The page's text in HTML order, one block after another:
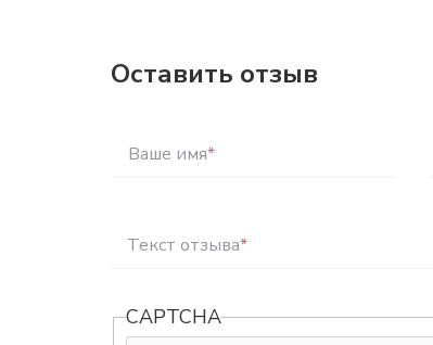
Оставить отзыв
Ваше имя*
Текст отзыва*
CAPTCHA